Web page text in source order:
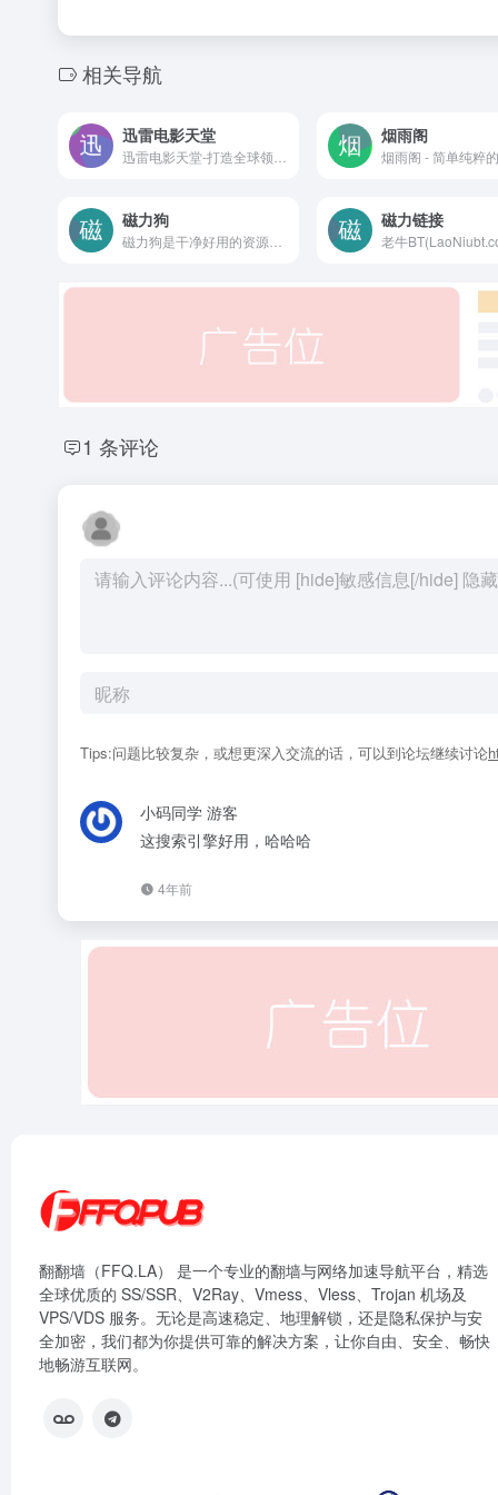
相关导航
迅雷电影天堂
迅雷电影天堂-打造全球领先的高清电影下载平台，以丰富的内容、极致的下载体验、满足用户最新电影迅雷下载和BT下载需求。每日更新720p、1080p，蓝光高清等电影迅雷下载资源。
烟雨阁
磁力狗
磁力狗是干净好用的资源搜索引擎。提供影视、书籍、软件等资源推荐以及整合信息。
磁力链接
1 条评论
Tips:问题比较复杂，或想更深入交流的话，可以到论坛继续讨论
小码同学 游客
这搜索引擎好用，哈哈哈
4年前
翻翻墙（FFQ.LA） 是一个专业的翻墙与网络加速导航平台，精选
全球优质的 SS/SSR、V2Ray、Vmess、Vless、Trojan 机场及
VPS/VDS 服务。无论是高速稳定、地理解锁，还是隐私保护与安
全加密，我们都为你提供可靠的解决方案，让你自由、安全、畅快
地畅游互联网。